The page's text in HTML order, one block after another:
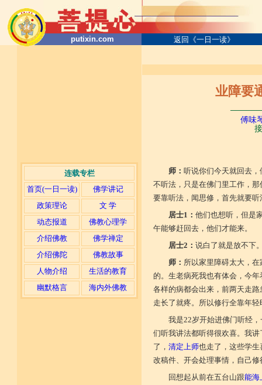
putixin.com 返回《一日一读》
连载专栏
首页(一日一读)
佛学讲记
政策理论
文 学
动态报道
佛教心理学
介绍佛教
佛学禅定
介绍佛陀
佛教故事
人物介绍
生活的教育
幽默格言
海内外佛教
业障要
傅味
师： 听说你们今天就回去
不听法，只是在佛门里工作，
要靠听法，闻思修，首先就要听
居士1： 他们也想听，但是
午能够赶回去，他们才能来。
居士2： 说白了就是放不下
师： 所以家里障碍太大，
的。生老病死我也有体会，今
各样的病都会出来，前两天走
走长了就疼。所以修行全靠年
我是22岁开始进佛门听经
们听我讲法都听得很欢喜。我
了， 清定上师也走了，这些学
改稿件、开会处理事情，自己
回想起从前在五台山跟能海